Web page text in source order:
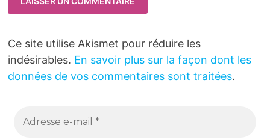
Ce site utilise Akismet pour réduire les
indésirables. En savoir plus sur la façon dont les
données de vos commentaires sont traitées.